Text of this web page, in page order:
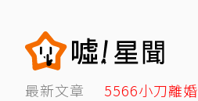
最新文章 5566小刀離婚